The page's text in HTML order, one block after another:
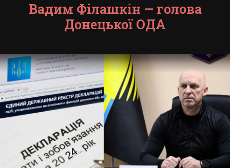
Вадим Філашкін — голова
Донецької ОДА